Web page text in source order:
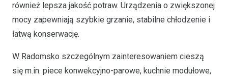
również lepsza jakość potraw. Urządzenia o zwiększonej
mocy zapewniają szybkie grzanie, stabilne chłodzenie i
łatwą konserwację.
W Radomsko szczególnym zainteresowaniem cieszą
się m.in. piece konwekcyjno-parowe, kuchnie modułowe,